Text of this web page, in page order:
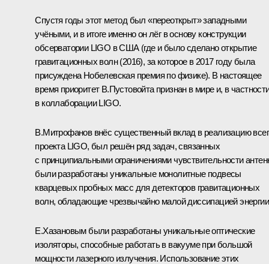
Спустя годы этот метод был «переоткрыт» западными
учёными, и в итоге именно он лёг в основу конструкции
обсерватории LIGO в США (где и было сделано открытие
гравитационных волн (2016), за которое в 2017 году была
присуждена Нобелевская премия по физике). В настоящее
время приоритет В.Пустовойта признан в мире и, в
в коллаборации LIGO.
В.Митрофанов внёс существенный вклад в реализацию
проекта LIGO, был решён ряд задач, связанных
с принципиальными ограничениями чувствительности
были разработаны уникальные монолитные подвесы
кварцевых пробных масс для детекторов гравитационных
волн, обладающие чрезвычайно малой диссипацией
Е.Хазановым были разработаны уникальные оптические
изоляторы, способные работать в вакууме при большой
мощности лазерного излучения. Использование этих